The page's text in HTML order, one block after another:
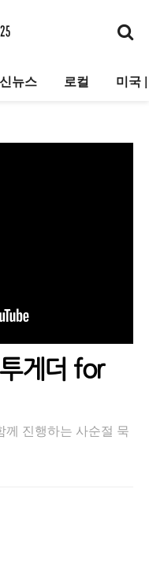
뉴스 로컬 미국
게더 for
께 진행하는 사순절 묵